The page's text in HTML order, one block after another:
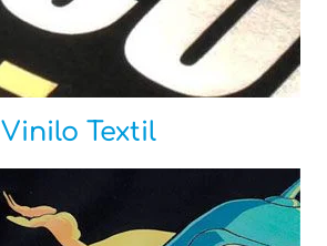
Vinilo Textil